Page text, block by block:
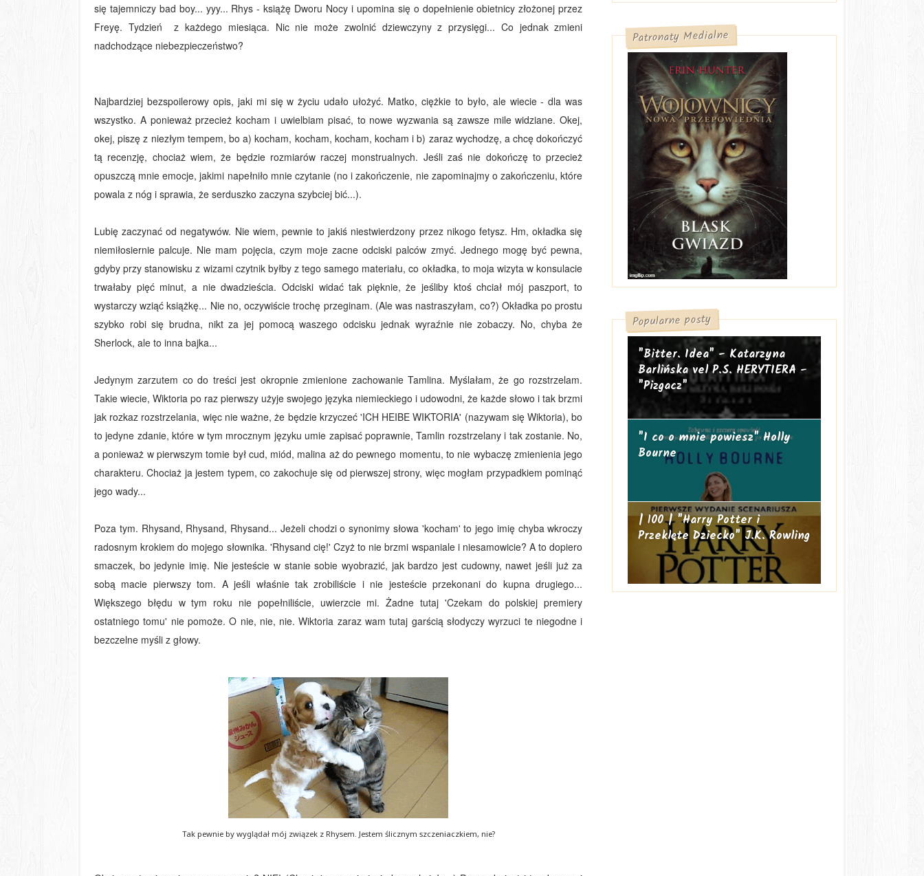
się tajemniczy bad boy... yyy... Rhys - książę Dworu Nocy i upomina się o dopełnienie obietnicy złożonej przez
Freyę. Tydzień z każdego miesiąca. Nic nie może zwolnić dziewczyny z przysięgi... Co jednak zmieni
nadchodzące niebezpieczeństwo?
Najbardziej bezspoilerowy opis, jaki mi się w życiu udało ułożyć. Matko, ciężkie to było, ale wiecie - dla was
wszystko. A ponieważ przecież kocham i uwielbiam pisać, to nowe wyzwania są zawsze mile widziane. Okej,
okej, piszę z niezłym tempem, bo a) kocham, kocham, kocham, kocham i b) zaraz wychodzę, a chcę dokończyć
tą recenzję, chociaż wiem, że będzie rozmiarów raczej monstrualnych. Jeśli zaś nie dokończę to przecież
opuszczą mnie emocje, jakimi napełniło mnie czytanie (no i zakończenie, nie zapominajmy o zakończeniu, które
powala z nóg i sprawia, że serduszko zaczyna szybciej bić...).
Lubię zaczynać od negatywów. Nie wiem, pewnie to jakiś niestwierdzony przez nikogo fetysz. Hm, okładka się
niemiłosiernie palcuje. Nie mam pojęcia, czym moje zacne odciski palców zmyć. Jednego mogę być pewna,
gdyby przy stanowisku z wizami czytnik byłby z tego samego materiału, co okładka, to moja wizyta w konsulacie
trwałaby pięć minut, a nie dwadzieścia. Odciski widać tak pięknie, że jeśliby ktoś chciał mój paszport, to
wystarczy wziąć książkę... Nie no, oczywiście trochę przeginam. (Ale was nastraszyłam, co?) Okładka po prostu
szybko robi się brudna, nikt za jej pomocą waszego odcisku jednak wyraźnie nie zobaczy. No, chyba że
Sherlock, ale to inna bajka...
Jedynym zarzutem co do treści jest okropnie zmienione zachowanie Tamlina. Myślałam, że go rozstrzelam.
Takie wiecie, Wiktoria po raz pierwszy użyje swojego języka niemieckiego i udowodni, że każde słowo i tak brzmi
jak rozkaz rozstrzelania, więc nie ważne, że będzie krzyczeć 'ICH HEIBE WIKTORIA' (nazywam się Wiktoria), bo
to jedyne zdanie, które w tym mrocznym języku umie zapisać poprawnie, Tamlin rozstrzelany i tak zostanie. No,
a ponieważ w pierwszym tomie był cud, miód, malina aż do pewnego momentu, to nie wybaczę zmienienia jego
charakteru. Chociaż ja jestem typem, co zakochuje się od pierwszej strony, więc mogłam przypadkiem pominąć
jego wady...
Poza tym. Rhysand, Rhysand, Rhysand... Jeżeli chodzi o synonimy słowa 'kocham' to jego imię chyba wkroczy
radosnym krokiem do mojego słownika. 'Rhysand cię!' Czyż to nie brzmi wspaniale i niesamowicie? A to dopiero
smaczek, bo jedynie imię. Nie jesteście w stanie sobie wyobrazić, jak bardzo jest cudowny, nawet jeśli już za
sobą macie pierwszy tom. A jeśli właśnie tak zrobiliście i nie jesteście przekonani do kupna drugiego...
Większego błędu w tym roku nie popełniliście, uwierzcie mi. Żadne tutaj 'Czekam do polskiej premiery
ostatniego tomu' nie pomoże. O nie, nie, nie. Wiktoria zaraz wam tutaj garścią słodyczy wyrzuci te niegodne i
bezczelne myśli z głowy.
Tak pewnie by wyglądał mój związek z Rhysem. Jestem ślicznym szczeniaczkiem, nie?
Patronaty Medialne
Popularne posty
"Bitter. Idea" - Katarzyna
Barlińska vel P.S. HERYTIERA -
"Pizgacz"
"I co o mnie powiesz" Holly
Bourne
| 100 | "Harry Potter i
Przeklęte Dziecko" J.K. Rowling